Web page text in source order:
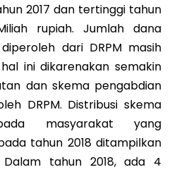
2017 dan tertinggi tahun
rupiah. Jumlah dana
dari DRPM masih
ini dikarenakan semakin
dan skema pengabdian
DRPM. Distribusi skema
masyarakat yang
tahun 2018 ditampilkan
tahun 2018, ada 4